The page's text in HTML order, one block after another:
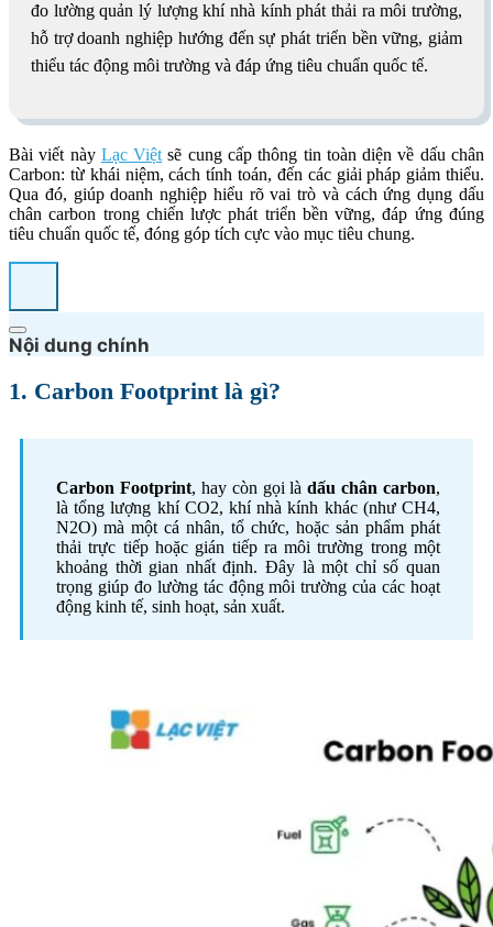
đo lường quản lý lượng khí nhà kính phát thải ra môi trường,
hỗ trợ doanh nghiệp hướng đến sự phát triển bền vững, giảm
thiểu tác động môi trường và đáp ứng tiêu chuẩn quốc tế.
Bài viết này Lạc Việtsẽ cung cấp thông tin toàn diện về dấu chân
Carbon: từ khái niệm, cách tính toán, đến các giải pháp giảm thiểu.
Qua đó, giúp doanh nghiệp hiểu rõ vai trò và cách ứng dụng dấu
chân carbon trong chiến lược phát triển bền vững, đáp ứng đúng
tiêu chuẩn quốc tế, đóng góp tích cực vào mục tiêu chung.
Nội dung chính
1. Carbon Footprint là gì?
Carbon Footprint, hay còn gọi làdấu chân carbon,
là tổng lượng khí CO2, khí nhà kính khác (như CH4,
N2O) mà một cá nhân, tổ chức, hoặc sản phẩm phát
thải trực tiếp hoặc gián tiếp ra môi trường trong một
khoảng thời gian nhất định. Đây là một chỉ số quan
trọng giúp đo lường tác động môi trường của các hoạt
động kinh tế, sinh hoạt, sản xuất.